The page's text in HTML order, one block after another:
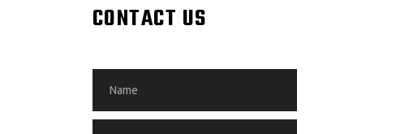
CONTACT US